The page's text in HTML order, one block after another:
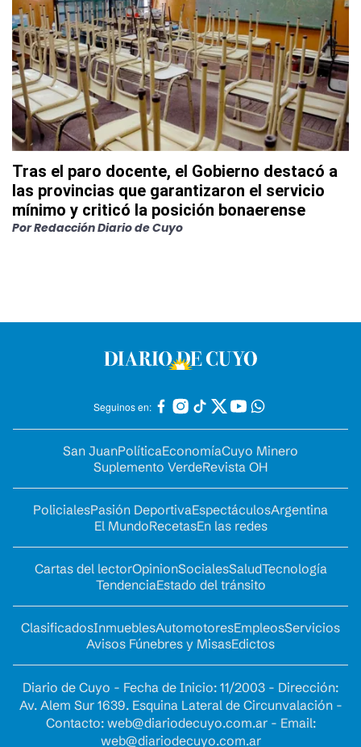
Tras el paro docente, el Gobierno destacó a
las provincias que garantizaron el servicio
mínimo y criticó la posición bonaerense
PorRedacción Diario de Cuyo
Seguinos en:
San JuanPolíticaEconomíaCuyo Minero
Suplemento VerdeRevista OH
PolicialesPasión DeportivaEspectáculosArgentina
El MundoRecetasEn las redes
Cartas del lectorOpinionSocialesSaludTecnología
TendenciaEstado del tránsito
ClasificadosInmueblesAutomotoresEmpleosServicios
Avisos Fúnebres y MisasEdictos
Diario de Cuyo - Fecha de Inicio: 11/2003 - Dirección:
Av. Alem Sur 1639. Esquina Lateral de Circunvalación -
Contacto: web@diariodecuyo.com.ar- Email:
web@diariodecuyo.com.ar